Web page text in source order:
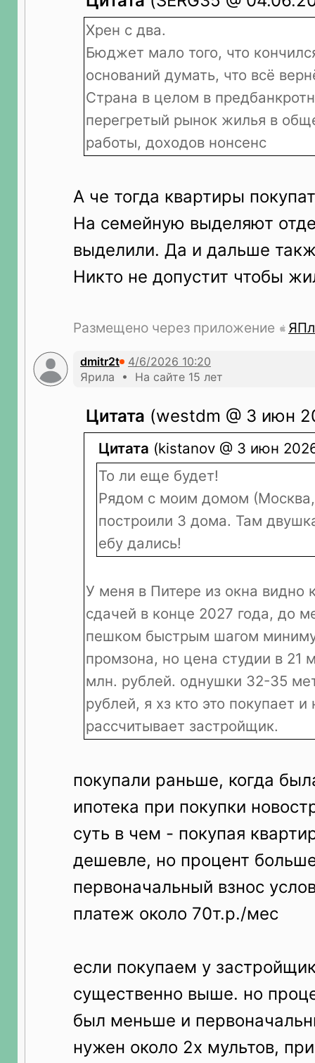
Хрен с два.
Бюджет мало того, что
оснований думать, что всё
Страна в целом в
перегретый рынок жилья в
работы, доходов нонсенс
А че тогда квартиры
На семейную выделяют
выделили. Да и дальше
Никто не допустит чтобы
Размещено через приложение
dmitr2t
Ярила • На сайте 15 лет
Цитата (westdm @ 3 июн
Цитата (kistanov @ 3 июн
То ли еще будет!
Рядом с моим домом
построили 3 дома. Там
ебу дались!
У меня в Питере из окна видно
сдачей в конце 2027 года, до
пешком быстрым шагом
промзона, но цена студии в 21
млн. рублей. однушки 32-35
рублей, я хз кто это покупает и
рассчитывает застройщик.
покупали раньше, когда
ипотека при покупки
суть в чем - покупая
дешевле, но процент
первоначальный взнос
платеж около 70т.р./мес
если покупаем у
существенно выше. но
был меньше и
нужен около 2х мультов,